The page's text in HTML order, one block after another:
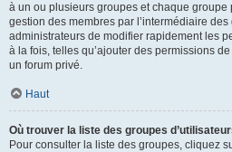
à un ou plusieurs groupes et chaque groupe
gestion des membres par l’intermédiaire
administrateurs de modifier rapidement les
à la fois, telles qu’ajouter des permissions
un forum privé.
Haut
Où trouver la liste des groupes
Pour consulter la liste des groupes, cliquez